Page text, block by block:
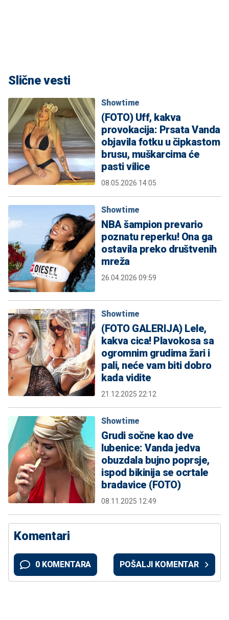
Slične vesti
Showtime
(FOTO) Uff, kakva
provokacija: Prsata Vanda
objavila fotku u čipkastom
brusu, muškarcima će
pasti vilice
08.05.2026 14:05
Showtime
NBA šampion prevario
poznatu reperku! Ona ga
ostavila preko društvenih
mreža
26.04.2026 09:59
Showtime
(FOTO GALERIJA) Lele,
kakva cica! Plavokosa sa
ogromnim grudima žari i
pali, neće vam biti dobro
kada vidite
21.12.2025 22:12
Showtime
Grudi sočne kao dve
lubenice: Vanda jedva
obuzdala bujno poprsje,
ispod bikinija se ocrtale
bradavice (FOTO)
08.11.2025 12:49
Komentari
0 KOMENTARA POŠALJI KOMENTAR